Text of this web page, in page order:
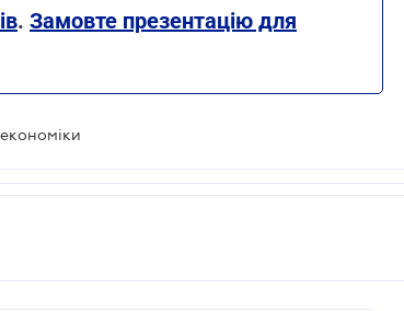
. Замовте презентацію для